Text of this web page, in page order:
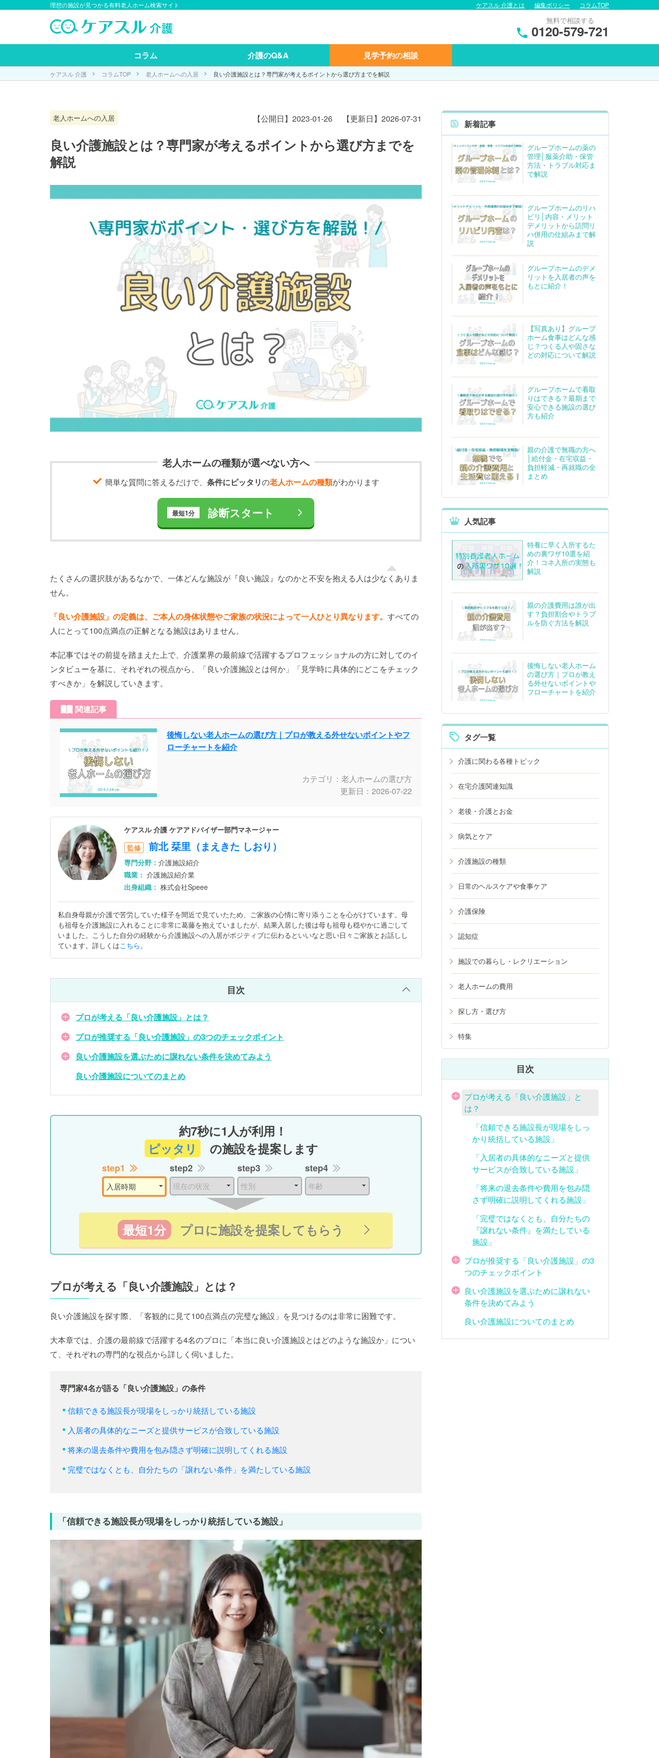
理想の施設が見つかる有料老人ホーム検索サイト ケアスル 介護とは 編集ポリシー コラムTOP
無料で相談する
0120-579-721
コラム 介護のQ&A 見学予約の相談
ケアスル 介護 コラムTOP 老人ホームへの入居 良い介護施設とは？専門家が考えるポイントから選び方までを解説
老人ホームへの入居 【公開日】2023-01-26 【更新日】2026-07-31
良い介護施設とは？専門家が考えるポイントから選び方までを
解説
老人ホームの種類が選べない方へ
簡単な質問に答えるだけで、 条件にピッタリの老人ホームの種類がわかります
最短1分 診断スタート
たくさんの選択肢があるなかで、一体どんな施設が『良い施設』なのかと不安を抱える人は少なくありま
せん。
「良い介護施設」の定義は、ご本人の身体状態やご家族の状況によって一人ひとり異なります。 すべての
人にとって100点満点の正解となる施設はありません。
本記事ではその前提を踏まえた上で、介護業界の最前線で活躍するプロフェッショナルの方に対してのイ
ンタビューを基に、それぞれの視点から、「良い介護施設とは何か」「見学時に具体的にどこをチェック
すべきか」を解説していきます。
関連記事
後悔しない老人ホームの選び方｜プロが教える外せないポイントやフ
ローチャートを紹介
カテゴリ：老人ホームの選び方
更新日：2026-07-22
ケアスル 介護 ケアアドバイザー部門マネージャー
監修
前北 栞里（まえきた しおり）
専門分野： 介護施設紹介
職業： 介護施設紹介業
出身組織： 株式会社Speee
私自身母親が介護で苦労していた様子を間近で見ていたため、ご家族の心情に寄り添うことを心がけています。母
も祖母を介護施設に入れることに非常に葛藤を抱えていましたが、結果入居した後は母も祖母も穏やかに過ごして
いました。こうした自分の経験から介護施設への入居がポジティブに伝わるといいなと思い日々ご家族とお話しし
ています。詳しくはこちら。
目次
プロが考える「良い介護施設」とは？
プロが推奨する「良い介護施設」の3つのチェックポイント
良い介護施設を選ぶために譲れない条件を決めてみよう
良い介護施設についてのまとめ
約7秒に1人が利用！
ピッタリ
の施設を提案します
step1 step2 step3 step4
最短1分 プロに施設を提案してもらう
プロが考える「良い介護施設」とは？
良い介護施設を探す際、「客観的に見て100点満点の完璧な施設」を見つけるのは非常に困難です。
大本章では、介護の最前線で活躍する4名のプロに「本当に良い介護施設とはどのような施設か」につい
て、それぞれの専門的な視点から詳しく伺いました。
専門家4名が語る「良い介護施設」の条件
信頼できる施設長が現場をしっかり統括している施設
入居者の具体的なニーズと提供サービスが合致している施設
将来の退去条件や費用を包み隠さず明確に説明してくれる施設
完璧ではなくとも、自分たちの「譲れない条件」を満たしている施設
「信頼できる施設長が現場をしっかり統括している施設」
新着記事
グループホームの薬の
管理│服薬介助・保管
方法・トラブル対応ま
で解説
グループホームのリハ
ビリ│内容・メリット
デメリットから訪問リ
ハ併用の仕組みまで解
説
グループホームのデメ
リットを入居者の声を
もとに紹介！
【写真あり】グループ
ホーム食事はどんな感
じ？つくる人や固さな
どの対応について解説
グループホームで看取
りはできる？最期まで
安心できる施設の選び
方も紹介
親の介護で無職の方へ
│給付金・在宅収益・
負担軽減・再就職の全
まとめ
人気記事
特養に早く入所するた
めの裏ワザ10選を紹
介！コネ入所の実態も
解説
親の介護費用は誰が出
す？負担割合やトラブ
ルを防ぐ方法を解説
後悔しない老人ホーム
の選び方｜プロが教え
る外せないポイントや
フローチャートを紹介
タグ一覧
介護に関わる各種トピック
在宅介護関連知識
老後・介護とお金
病気とケア
介護施設の種類
日常のヘルスケアや食事ケア
介護保険
認知症
施設での暮らし・レクリエーション
老人ホームの費用
探し方・選び方
特集
目次
プロが考える「良い介護施設」と
は？
「信頼できる施設長が現場をしっ
かり統括している施設」
「入居者の具体的なニーズと提供
サービスが合致している施設」
「将来の退去条件や費用を包み隠
さず明確に説明してくれる施設」
「完璧ではなくとも、自分たちの
『譲れない条件』を満たしている
施設」
プロが推奨する「良い介護施設」の3
つのチェックポイント
良い介護施設を選ぶために譲れない
条件を決めてみよう
良い介護施設についてのまとめ